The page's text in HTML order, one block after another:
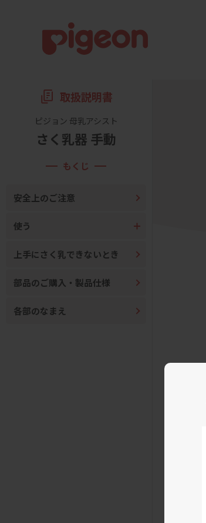
取扱説明書
ピジョン 母乳アシスト
さく乳器 手動
もくじ
安全上のご注意
使う
上手にさく乳できないとき
部品のご購入・製品仕様
各部のなまえ